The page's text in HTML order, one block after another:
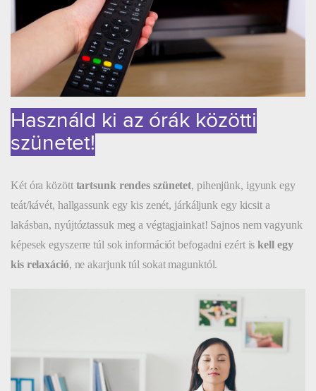
Használd ki az órák közötti
szünetet!
Két óra között tartsunk rendes szünetet, pihenjünk, igyunk egy
teát/kávét, hallgassunk egy kis zenét, járkáljunk egy kicsit a
lakásban, nyújtóztassuk meg a végtagjainkat! Sajnos nem vagyunk
képesek egyszerre túl sok információt befogadni ezért iskell egy
kis relaxáció, ne akarjunk túl sokat magunktól.